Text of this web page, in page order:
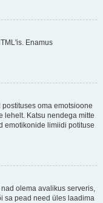
Enamus
oma emotsioone
lehelt. Katsu nendega mitte
emotikonide limiidi potituse
olema avalikus serveris,
sa pead need üles laadima